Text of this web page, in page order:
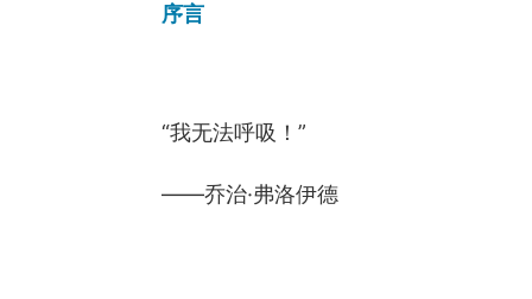
序言
“我无法呼吸！”
——乔治·弗洛伊德